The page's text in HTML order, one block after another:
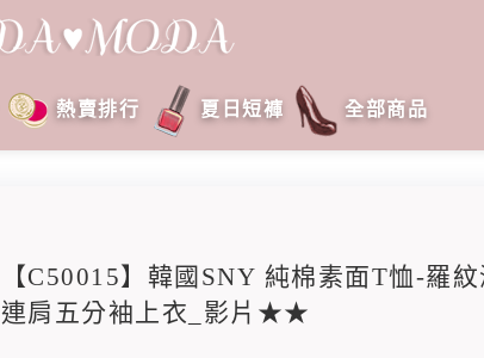
熱賣排行 夏日短褲 全部商品
【C50015】韓國SNY 純棉素面T恤-羅
連肩五分袖上衣_影片★★